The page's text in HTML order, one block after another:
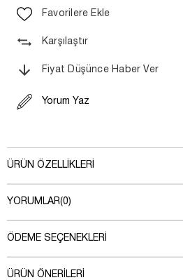
Favorilere Ekle
Karşılaştır
Fiyat Düşünce Haber Ver
Yorum Yaz
ÜRÜN ÖZELLIKLERI
YORUMLAR(0)
ÖDEME SEÇENEKLERI
ÜRÜN ÖNERILERI